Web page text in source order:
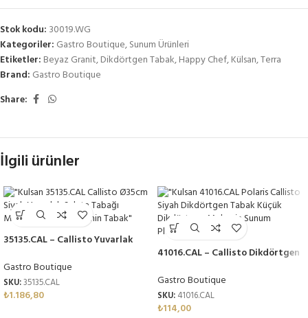
Stok kodu: 30019.WG
Kategoriler: Gastro Boutique,Sunum Ürünleri
Etiketler: Beyaz Granit,Dikdörtgen Tabak,Happy Chef,Külsan,Terra
Brand: Gastro Boutique
Share:
İlgili ürünler
35135.CAL – Callisto Yuvarlak
Gastro Boutique
SKU:35135.CAL
₺1.186,80
41016.CAL – Callisto Dikdörtgen
Thermoset Melamin
Gastro Boutique
SKU: 41016.CAL
₺114,00